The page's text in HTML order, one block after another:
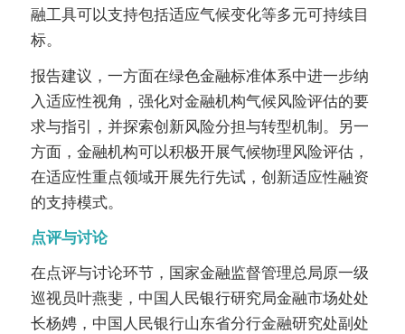
融工具可以支持包括适应气候变化等多元可持续目
标。
报告建议，一方面在绿色金融标准体系中进一步纳
入适应性视角，强化对金融机构气候风险评估的要
求与指引，并探索创新风险分担与转型机制。另一
方面，金融机构可以积极开展气候物理风险评估，
在适应性重点领域开展先行先试，创新适应性融资
的支持模式。
点评与讨论
在点评与讨论环节，国家金融监督管理总局原一级
巡视员叶燕斐，中国人民银行研究局金融市场处处
长杨娉，中国人民银行山东省分行金融研究处副处